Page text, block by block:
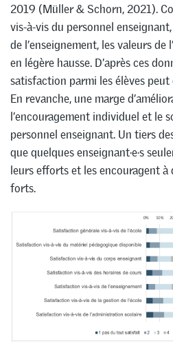
2019 (Müller & Schorn, 2021).
vis-à-vis du personnel
de l’enseignement, les valeurs
en légère hausse. D’après ces
satisfaction parmi les élèves
En revanche, une marge
l’encouragement individuel et le
personnel enseignant. Un tiers
que quelques enseignant·e·s
leurs efforts et les encouragent
forts.